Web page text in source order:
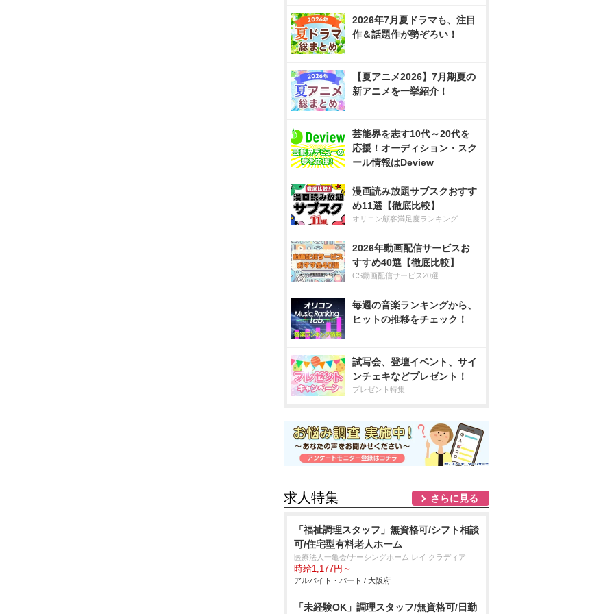
2026年7月夏ドラマも、注目
作＆話題作が勢ぞろい！
【夏アニメ2026】7月期夏の
新アニメを一挙紹介！
芸能界を志す10代～20代を
応援！オーディション・スク
ール情報はDeview
漫画読み放題サブスクおすす
め11選【徹底比較】
オリコン顧客満足度ランキング
2026年動画配信サービスお
すすめ40選【徹底比較】
CS動画配信サービス20選
毎週の音楽ランキングから、
ヒットの推移をチェック！
試写会、登壇イベント、サイ
ンチェキなどプレゼント！
プレゼント特集
求人特集 さらに見る
「福祉調理スタッフ」無資格可/シフト相談
可/住宅型有料老人ホーム
医療法人一亀会/ナーシングホーム レイ クラディア
時給1,177円～
アルバイト・パート / 大阪府
「未経験OK」調理スタッフ/無資格可/日勤